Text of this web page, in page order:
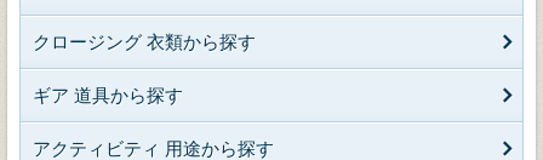
クロージング 衣類から探す
ギア 道具から探す
アクティビティ 用途から探す